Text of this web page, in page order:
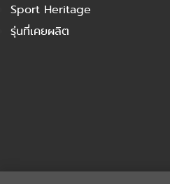
Sport Heritage
รุ่นที่เคยผลิต